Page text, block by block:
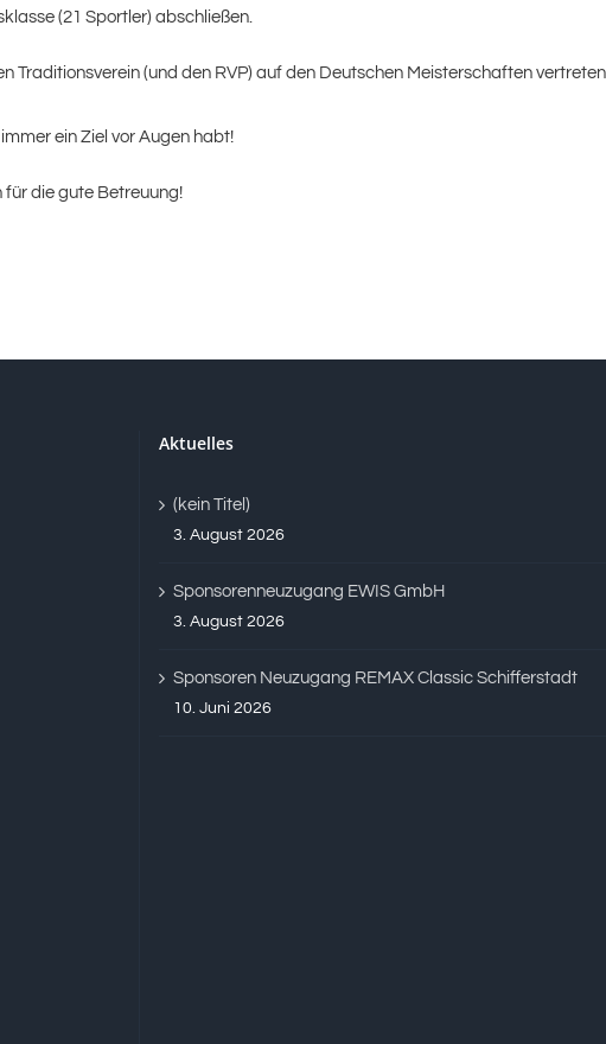
(21 Sportler) abschließen.
Traditionsverein (und den RVP) auf den Deutschen Meisterschaften
ein Ziel vor Augen habt!
für die gute Betreuung!
Aktuelles
(kein Titel)
3. August 2026
Sponsorenneuzugang EWIS GmbH
3. August 2026
Sponsoren Neuzugang REMAX Classic Schifferstadt
10. Juni 2026